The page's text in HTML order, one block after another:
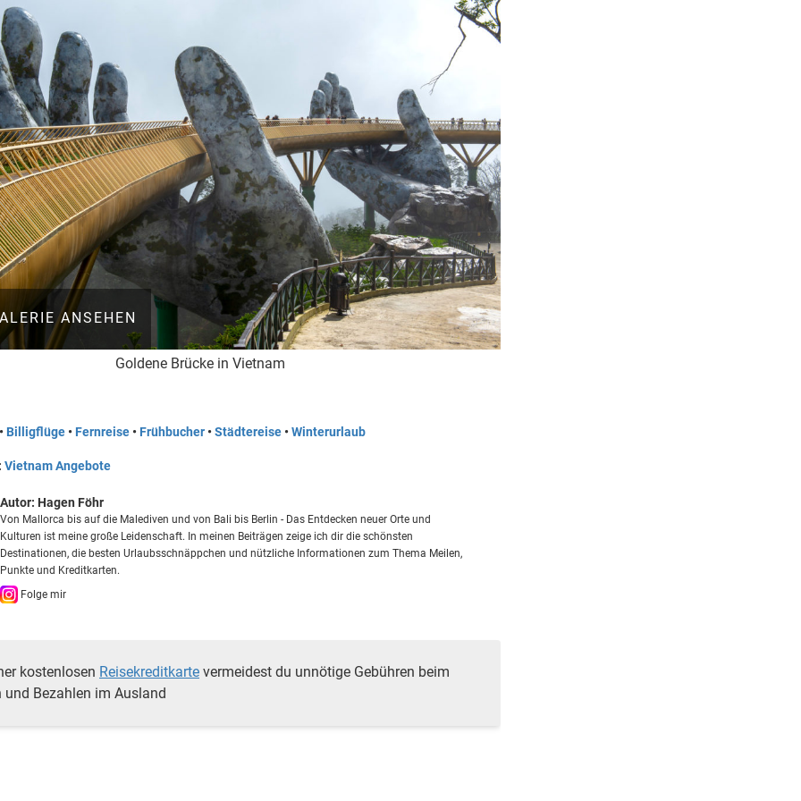
Goldene Brücke in Vietnam
ANSEHEN
Billigflüge • Fernreise • Frühbucher •Städtereise •Winterurlaub
Vietnam Angebote
Autor: Hagen Föhr
Von Mallorca bis auf die Malediven und von Bali bis Berlin - Das Entdecken neuer Orte und
Kulturen ist meine große Leidenschaft. In meinen Beiträgen zeige ich dir die schönsten
Destinationen, die besten Urlaubsschnäppchen und nützliche Informationen zum Thema Meilen,
Punkte und Kreditkarten.
Folge mir
kostenlosen Reisekreditkarte vermeidest du unnötige Gebühren beim
und Bezahlen im Ausland